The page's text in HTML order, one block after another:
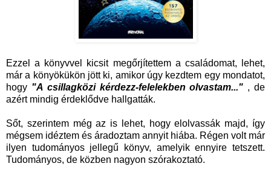
Ezzel a könyvvel kicsit megőrjítettem a családomat, lehet,
már a könyökükön jött ki, amikor úgy kezdtem egy mondatot,
hogy "A csillagközi kérdezz-felelekben olvastam..." , de
azért mindig érdeklődve hallgatták.
Sőt, szerintem még az is lehet, hogy elolvassák majd, így
mégsem idéztem és áradoztam annyit hiába. Régen volt már
ilyen tudományos jellegű könyv, amelyik ennyire tetszett.
Tudományos, de közben nagyon szórakoztató.